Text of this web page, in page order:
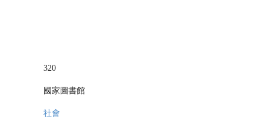
320
國家圖書館
社會